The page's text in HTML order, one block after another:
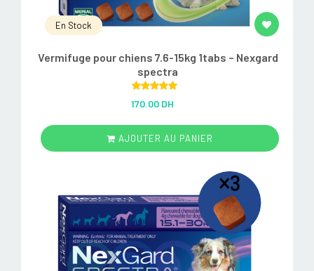
En Stock
Vermifuge pour chiens 7.6-15kg 1tabs – Nexgard
spectra
out of 5
170.00 DH
AJOUTER AU PANIER